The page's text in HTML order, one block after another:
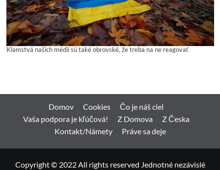
Klamstvá našich médií sú také obrovské, že treba na ne reagovať
Domov Cookies
Čo je náš ciel
Vaša podpora je kľúčová!
Z Domova
Z Česka
Kontakt/Námety
Práve sa deje
Copyright © 2022 All rights reserved Jednotné nezávislé